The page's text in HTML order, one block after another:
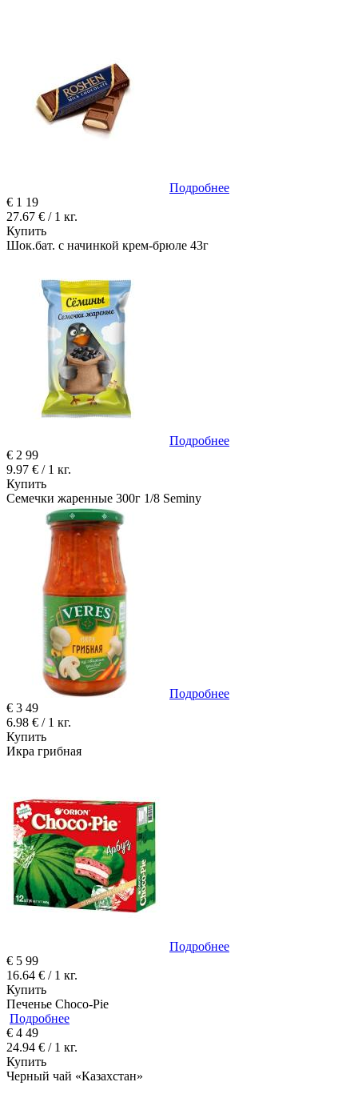
Подробнее
€ 1 19
27.67 € / 1 кг.
Купить
Шок.бат. с начинкой крем-брюле 43г
Подробнее
€ 2 99
9.97 € / 1 кг.
Купить
Семечки жаренные 300г 1/8 Seminy
Подробнее
€ 3 49
6.98 € / 1 кг.
Купить
Икра грибная
Подробнее
€ 5 99
16.64 € / 1 кг.
Купить
Печенье Choco-Pie
Подробнее
€ 4 49
24.94 € / 1 кг.
Купить
Черный чай «Казахстан»